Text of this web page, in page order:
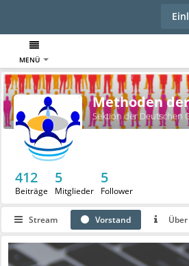
MENÜ
Methoden
Sektion der Deutschen
412
Beiträge
5
Mitglieder
5
Follower
Stream Vorstand